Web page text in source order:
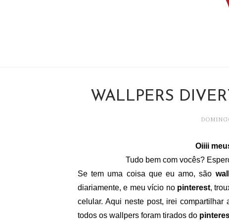
WALLPERS
Oiiii
Tudo bem com vocês?
Se tem uma coisa que eu amo, são
diariamente, e meu vício no pinterest,
celular. Aqui neste post, irei
todos os wallpers foram tirados do